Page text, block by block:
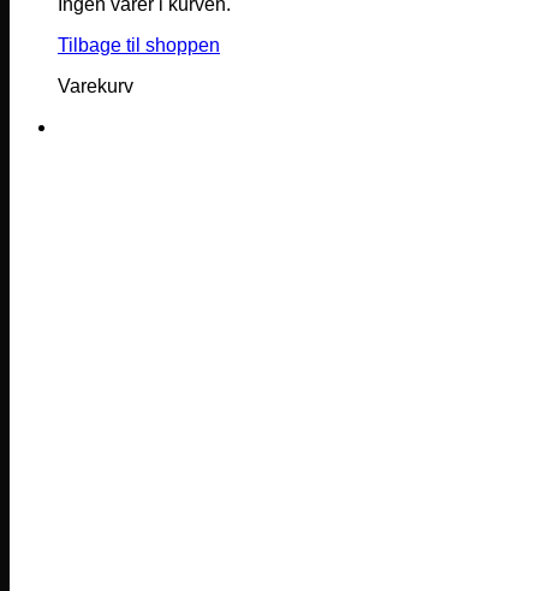
Ingen varer i kurven.
Tilbage til shoppen
Varekurv